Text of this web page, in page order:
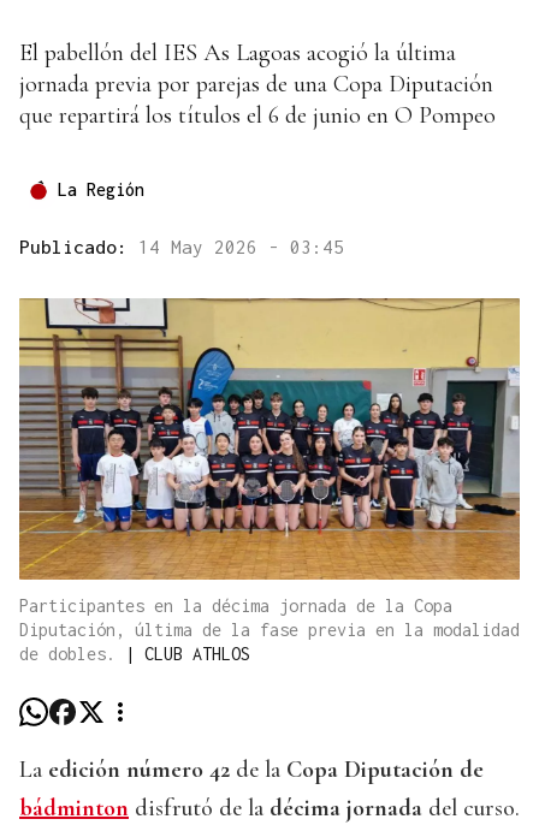
El pabellón del IES As Lagoas acogió la última
jornada previa por parejas de una Copa Diputación
que repartirá los títulos el 6 de junio en O Pompeo
La Región
Publicado: 14 May 2026 - 03:45
Participantes en la décima jornada de la Copa
Diputación, última de la fase previa en la modalidad
de dobles.
| CLUB ATHLOS
La edición número 42 de la Copa Diputación de
bádminton disfrutó de la décima jornada del curso.